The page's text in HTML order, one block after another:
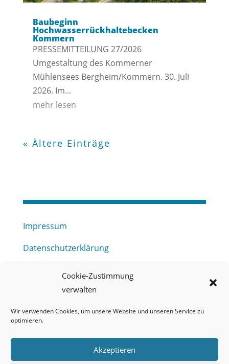
Cookie-Zustimmung
verwalten
Wir verwenden Cookies, um unsere Website und unseren Service zu
optimieren.
Akzeptieren
Baubeginn
Hochwasserrückhaltebecken
Kommern
PRESSEMITTEILUNG 27/2026
Umgestaltung des Kommerner
Mühlensees Bergheim/Kommern. 30. Juli
2026. Im...
mehr lesen
« Ältere Einträge
Impressum
Datenschutzerklärung
Haftungsausschluss
Barrierefreiheitserklärung
Meldestelle (HinSchG) des Erftverbandes
Onlineportal Grundwassernutzung